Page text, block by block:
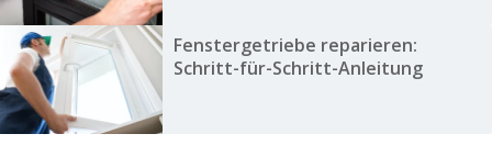
Fenstergetriebe reparieren:
Schritt-für-Schritt-Anleitung